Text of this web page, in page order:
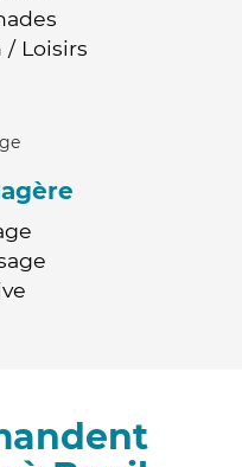
/ Loisirs